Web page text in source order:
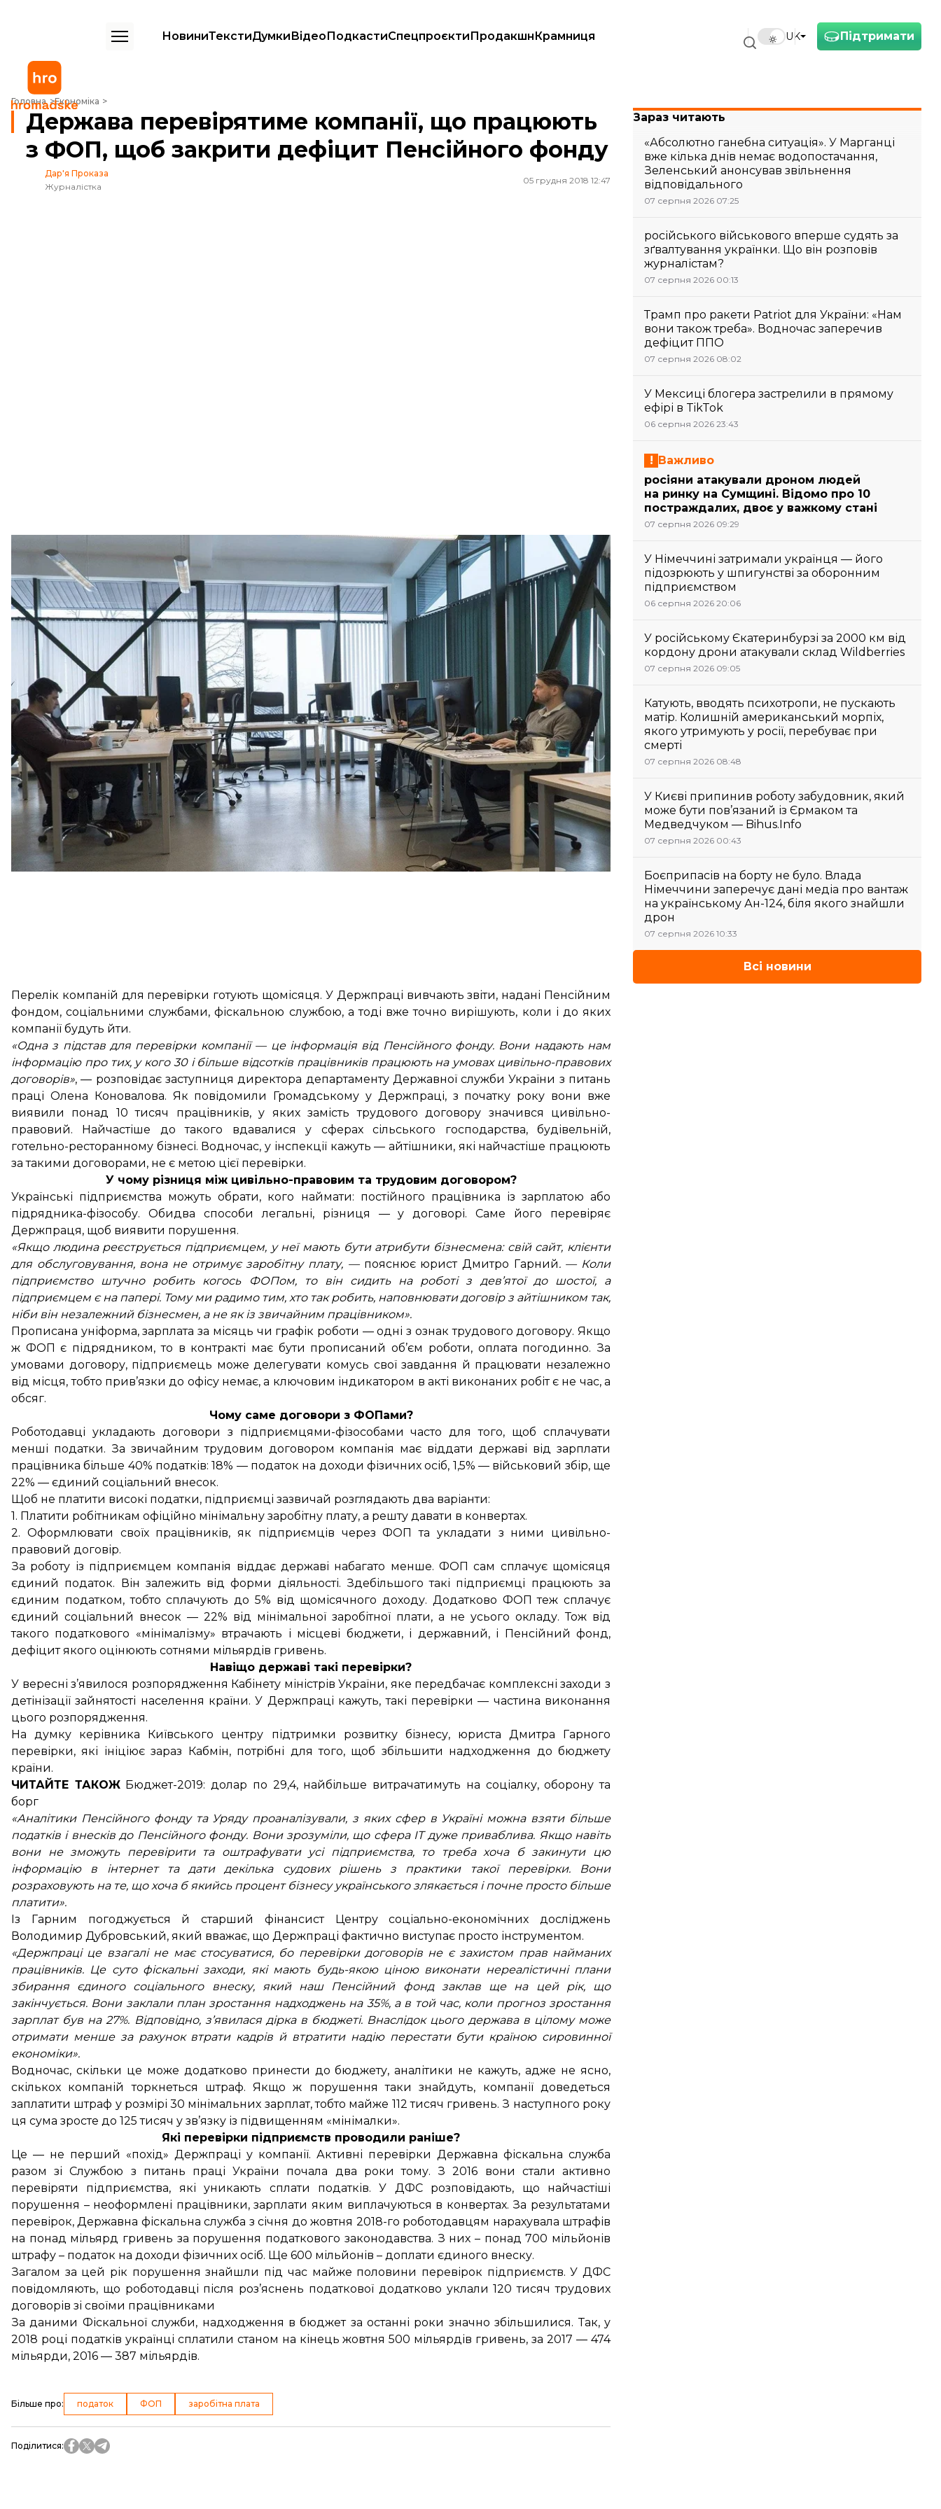
Підтримати
UK
НовиниТекстиДумкиВідеоПодкастиСпецпроєктиПродакшнКрамниця
Головна Економіка
Держава перевірятиме компанії, що працюють з ФОП, щоб закрити дефіцит Пенсійного фонду
Держава перевірятиме компанії, що працюють
з ФОП, щоб закрити дефіцит Пенсійного фонду
Дар'я Проказа
Журналістка
05 грудня 2018 12:47
Держава перевірятиме компанії, що працюють з фізособами і форму договору, укладену між ФОПом та компанією
Громадське
Держава у 2019 році перевірить понад 17 тисяч підприємств, зокрема, зверне увагу на їхні договірні
стосунки з фізичними особами підприємцями (ФОП). Якщо ФОПи не підрядники, а працівники, то
на такі компанії очікує штраф понад 100 тисяч гривень. Експерти кажуть, що так чиновники хочуть
збільшити надходження до бюджету країни.
Кого торкнуться перевірки?
Компаній-роботодавців. На кінець листопада в Україні зареєстровано близько двох мільйонів ФОП.
Але не всі вони ведуть власний бізнес — є компанії, що укладають договори з підприємцями
замість оформлення трудової книжки. Це дозволяє зменшити податкове навантаження.
Аналітики
оцінюють щорічні втрати бюджетувід такої схеми у 2,5 — 5 мільярдів гривень. Саме тому
держава взялася за цей сегмент трудових стосунків.Але перевіряти будуть не ФОПів, а
роботодавців, а саме — форму договору, укладену між ФОПом та компанією.У Державній
службі з питань праці Громадському уточнили — спеціально до компаній заради ФОПів приходити
не будуть, а дивитимуться на документи в межах інших перевірок.
Перелік компаній для перевірки готують щомісяця. У Держпраці вивчають звіти, надані Пенсійним
фондом, соціальними службами, фіскальною службою, а тоді вже точно вирішують, коли і до яких
компанії будуть йти.
«Одна з підстав для перевірки компанії — це інформація від Пенсійного фонду. Вони надають нам
інформацію про тих, у кого 30 і більше відсотків працівників працюють на умовах цивільно-правових
договорів», — розповідає заступниця директора департаменту Державної служби України з питань
праці Олена Коновалова. Як повідомили Громадському у Держпраці, з початку року вони вже
виявили понад 10 тисяч працівників, у яких замість трудового договору значився цивільно-
правовий. Найчастіше до такого вдавалися у сферах сільського господарства, будівельній,
готельно-ресторанному бізнесі. Водночас, у інспекції кажуть — айтішники, які найчастіше працюють
за такими договорами, не є метою цієї перевірки.
У чому різниця між цивільно-правовим та трудовим договором?
Українські підприємства можуть обрати, кого наймати: постійного працівника із зарплатою або
підрядника-фізособу. Обидва способи легальні, різниця — у договорі. Саме його перевіряє
Держпраця, щоб виявити порушення.
«Якщо людина реєструється підприємцем, у неї мають бути атрибути бізнесмена: свій сайт, клієнти
для обслуговування, вона не отримує заробітну плату, — пояснює юрист Дмитро Гарний. — Коли
підприємство штучно робить когось ФОПом, то він сидить на роботі з дев’ятої до шостої, а
підприємцем є на папері. Тому ми радимо тим, хто так робить, наповнювати договір з айтішником так,
ніби він незалежний бізнесмен, а не як із звичайним працівником».
Прописана уніформа, зарплата за місяць чи графік роботи — одні з ознак трудового договору. Якщо
ж ФОП є підрядником, то в контракті має бути прописаний об’єм роботи, оплата погодинно. За
умовами договору, підприємець може делегувати комусь свої завдання й працювати незалежно
від місця, тобто прив’язки до офісу немає, а ключовим індикатором в акті виконаних робіт є не час, а
обсяг.
Чому саме договори з ФОПами?
Роботодавці укладають договори з підприємцями-фізособами часто для того, щоб сплачувати
менші податки. За звичайним трудовим договором компанія має віддати державі від зарплати
працівника більше 40% податків: 18% — податок на доходи фізичних осіб, 1,5% — військовий збір, ще
22% — єдиний соціальний внесок.
Щоб не платити високі податки, підприємці зазвичай розглядають два варіанти:
1. Платити робітникам офіційно мінімальну заробітну плату, а решту давати в конвертах.
2. Оформлювати своїх працівників, як підприємців через ФОП та укладати з ними цивільно-
правовий договір.
За роботу із підприємцем компанія віддає державі набагато менше. ФОП сам сплачує щомісяця
єдиний податок. Він залежить від форми діяльності. Здебільшого такі підприємці працюють за
єдиним податком, тобто сплачують до 5% від щомісячного доходу. Додатково ФОП теж сплачує
єдиний соціальний внесок — 22% від мінімальної заробітної плати, а не усього окладу. Тож від
такого податкового «мінімалізму» втрачають і місцеві бюджети, і державний, і Пенсійний фонд,
дефіцит якого оцінюють сотнями мільярдів гривень.
Навіщо державі такі перевірки?
У вересні з’явилося розпорядження Кабінету міністрів України, яке передбачає комплексні заходи з
детінізації зайнятості населення країни. У Держпраці кажуть, такі перевірки — частина виконання
цього розпорядження.
На думку керівника Київського центру підтримки розвитку бізнесу, юриста Дмитра Гарного
перевірки, які ініціює зараз Кабмін, потрібні для того, щоб збільшити надходження до бюджету
країни.
ЧИТАЙТЕ ТАКОЖБюджет-2019: долар по 29,4, найбільше витрачатимуть на соціалку, оборону та
борг
«Аналітики Пенсійного фонду та Уряду проаналізували, з яких сфер в Україні можна взяти більше
податків і внесків до Пенсійного фонду. Вони зрозуміли, що сфера IT дуже приваблива. Якщо навіть
вони не зможуть перевірити та оштрафувати усі підприємства, то треба хоча б закинути цю
інформацію в інтернет та дати декілька судових рішень з практики такої перевірки. Вони
розраховують на те, що хоча б якийсь процент бізнесу українського злякається і почне просто більше
платити».
Із Гарним погоджується й старший фінансист Центру соціально-економічних досліджень
Володимир Дубровський, який вважає, що Держпраці фактично виступає просто інструментом.
«Держпраці це взагалі не має стосуватися, бо перевірки договорів не є захистом прав найманих
працівників. Це суто фіскальні заходи, які мають будь-якою ціною виконати нереалістичні плани
збирання єдиного соціального внеску, який наш Пенсійний фонд заклав ще на цей рік, що
закінчується. Вони заклали план зростання надходжень на 35%, а в той час, коли прогноз зростання
зарплат був на 27%. Відповідно, з’явилася дірка в бюджеті. Внаслідок цього держава в цілому може
отримати менше за рахунок втрати кадрів й втратити надію перестати бути країною сировинної
економіки».
Водночас, скільки це може додатково принести до бюджету, аналітики не кажуть, адже не ясно,
скількох компаній торкнеться штраф. Якщо ж порушення таки знайдуть, компанії доведеться
заплатити штраф у розмірі 30 мінімальних зарплат, тобто майже 112 тисяч гривень. З наступного року
ця сума зросте до 125 тисяч у зв’язку із підвищенням «мінімалки».
Які перевірки підприємств проводили раніше?
Це — не перший «похід» Держпраці у компанії. Активні перевірки Державна фіскальна служба
разом зі Службою з питань праці України почала два роки тому. З 2016 вони стали активно
перевіряти підприємства, які уникають сплати податків. У ДФС розповідають, що найчастіші
порушення – неоформлені працівники, зарплати яким виплачуються в конвертах. За результатами
перевірок, Державна фіскальна служба з січня до жовтня 2018-го роботодавцям нарахувала штрафів
на понад мільярд гривень за порушення податкового законодавства. З них – понад 700 мільйонів
штрафу – податок на доходи фізичних осіб. Ще 600 мільйонів – доплати єдиного внеску.
Загалом за цей рік порушення знайшли під час майже половини перевірок підприємств. У ДФС
повідомляють, що роботодавці після роз’яснень податкової додатково уклали 120 тисяч трудових
договорів зі своїми працівниками
За даними Фіскальної служби, надходження в бюджет за останні роки значно збільшилися. Так, у
2018 році податків українці сплатили станом на кінець жовтня 500 мільярдів гривень, за 2017 — 474
мільярди, 2016 — 387 мільярдів.
Більше про: податок ФОП заробітна плата
Поділитися:
Зараз читають
«Абсолютно ганебна ситуація». У Марганці
вже кілька днів немає водопостачання,
Зеленський анонсував звільнення
відповідального
07 серпня 2026 07:25
російського військового вперше судять за
зґвалтування українки. Що він розповів
журналістам?
07 серпня 2026 00:13
Трамп про ракети Patriot для України: «Нам
вони також треба». Водночас заперечив
дефіцит ППО
07 серпня 2026 08:02
У Мексиці блогера застрелили в прямому
ефірі в TikTok
06 серпня 2026 23:43
Важливо
росіяни атакували дроном людей
на ринку на Сумщині. Відомо про 10
постраждалих, двоє у важкому стані
07 серпня 2026 09:29
У Німеччині затримали українця — його
підозрюють у шпигунстві за оборонним
підприємством
06 серпня 2026 20:06
У російському Єкатеринбурзі за 2000 км від
кордону дрони атакували склад Wildberries
07 серпня 2026 09:05
Катують, вводять психотропи, не пускають
матір. Колишній американський морпіх,
якого утримують у росії, перебуває при
смерті
07 серпня 2026 08:48
У Києві припинив роботу забудовник, який
може бути пов’язаний із Єрмаком та
Медведчуком — Bihus.Info
07 серпня 2026 00:43
Боєприпасів на борту не було. Влада
Німеччини заперечує дані медіа про вантаж
на українському Ан-124, біля якого знайшли
дрон
07 серпня 2026 10:33
Всі новини